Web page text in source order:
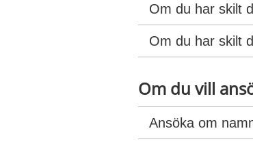
Om du har skilt
Om du har skilt
Om du vill
Ansöka om